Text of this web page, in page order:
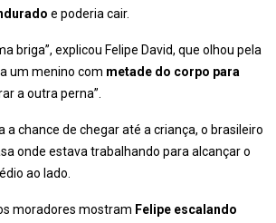
e poderia cair.
briga”, explicou Felipe David, que olhou pela
um menino com metade do corpo para
a outra perna”.
a chance de chegar até a criança, o brasileiro
onde estava trabalhando para alcançar o
ao lado.
moradores mostram Felipe escalando